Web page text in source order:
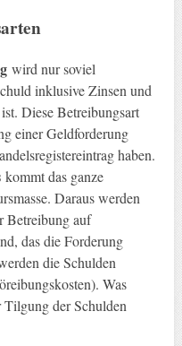
wird nur soviel
inklusive Zinsen und
Diese Betreibungsart
einer Geldforderung
haben.
kommt das ganze
Daraus werden
Betreibung auf
das die Forderung
die Schulden
Was
Tilgung der Schulden